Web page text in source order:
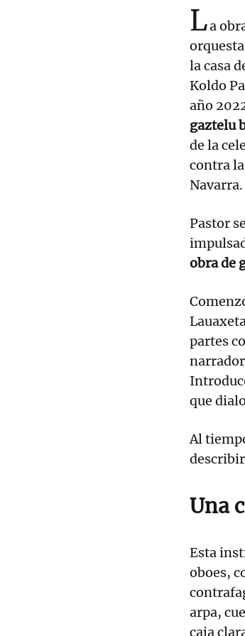
La
la casa
Koldo
año
gaztelu
de la
contra
Navarra.
Pastor
obra de
partes
que
Al
Una
Esta
oboes,
arpa,
caja